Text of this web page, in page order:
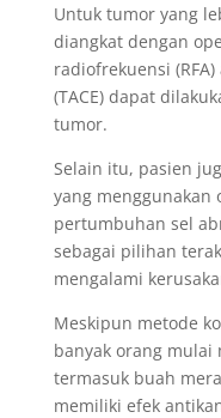
Untuk tumor yang
diangkat dengan
radiofrekuensi
(TACE) dapat
tumor.
Selain itu, pasien
yang
pertumbuhan sel
sebagai pilihan
mengalami
Meskipun metode
banyak orang
termasuk buah
memiliki efek